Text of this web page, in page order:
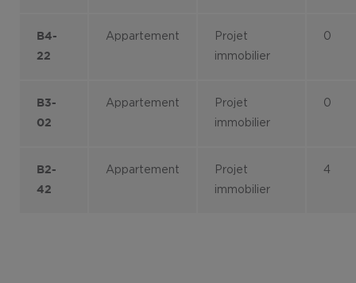
B4-
22
Appartement
Projet
immobilier
0
B3-
02
Appartement
Projet
immobilier
0
B2-
42
Appartement
Projet
immobilier
4